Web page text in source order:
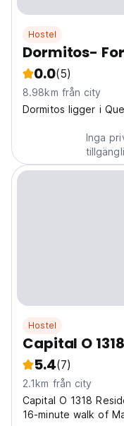
Hostel
Dormitos-
0.0(5)
8.98km från city
Dormitos ligger i
Inga
Hostel
Capital O
5.4(7)
2.1km från city
Capital O 1318
16-minute walk of